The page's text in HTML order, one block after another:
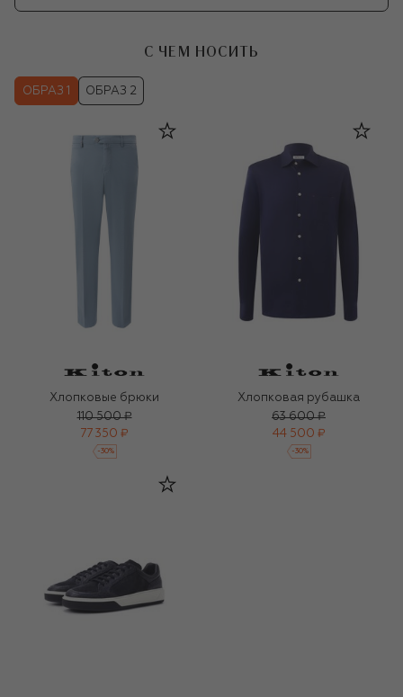
С ЧЕМ НОСИТЬ
ОБРАЗ 1 ОБРАЗ 2
Хлопковые брюки
110 500 ₽
77 350 ₽
-30%
Хлопковая рубашка
63 600 ₽
44 500 ₽
-30%